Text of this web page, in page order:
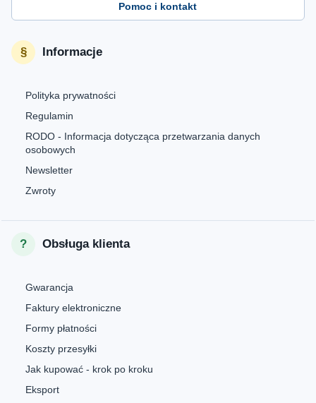
Pomoc i kontakt
Informacje
Polityka prywatności
Regulamin
RODO - Informacja dotycząca przetwarzania danych
osobowych
Newsletter
Zwroty
Obsługa klienta
Gwarancja
Faktury elektroniczne
Formy płatności
Koszty przesyłki
Jak kupować - krok po kroku
Eksport